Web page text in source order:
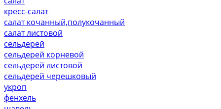
кресс-салат
салат кочанный,полукочанный
салат листовой
сельдерей
сельдерей корневой
сельдерей листовой
сельдерей черешковый
укроп
фенхель